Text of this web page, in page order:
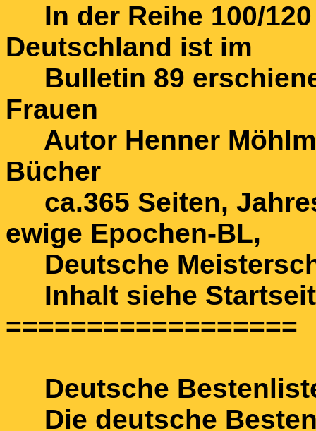
In der Reihe 100/
Deutschland ist im
Bulletin 89
Frauen
Autor Henner
Bücher
ca.365 Seiten,
ewige Epochen-BL,
Deutsche
Inhalt siehe
==================
Deutsche
Die deutsche